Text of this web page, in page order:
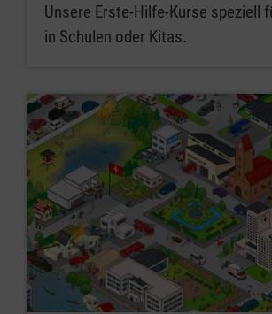
Unsere Erste-Hilfe-Kurse speziell
in Schulen oder Kitas.